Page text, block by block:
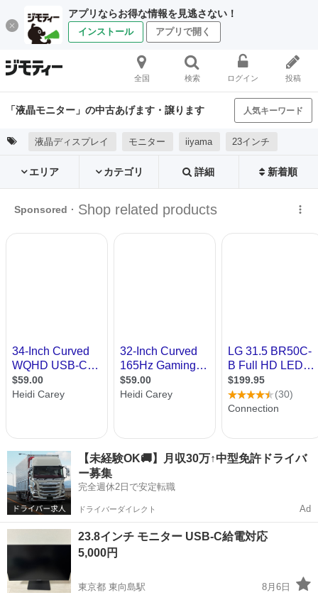
アプリならお得な情報を見逃さない！
インストール アプリで開く
全国 検索 ログイン 投稿
「液晶モニター」の中古あげます・譲ります 人気キーワード
液晶ディスプレイ モニター iiyama 23インチ
エリア カテゴリ 詳細 新着順
【未経験OK🚚】月収30万↑中型免許ドライバ
ー募集
完全週休2日で安定転職
ドライバーダイレクト Ad
23.8インチ モニター USB-C給電対応
5,000円
東京都 東向島駅
8月6日